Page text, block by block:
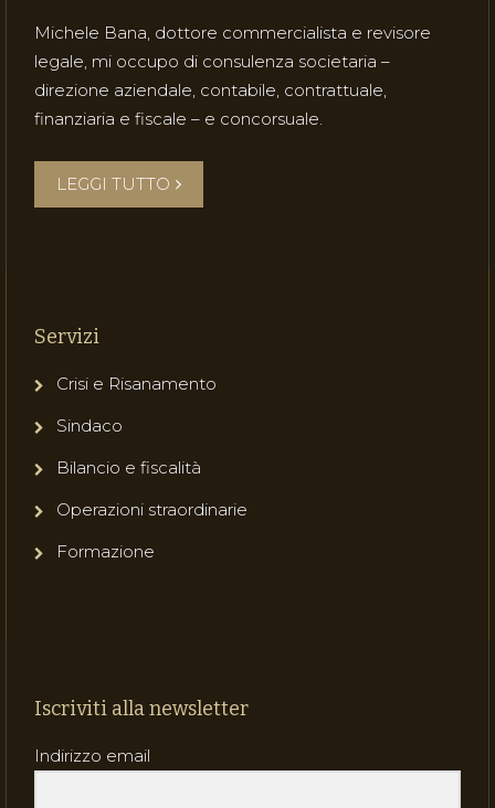
Michele Bana, dottore commercialista e revisore
legale, mi occupo di consulenza societaria –
direzione aziendale, contabile, contrattuale,
finanziaria e fiscale – e concorsuale.
LEGGI TUTTO
Servizi
Crisi e Risanamento
Sindaco
Bilancio e fiscalità
Operazioni straordinarie
Formazione
Iscriviti alla newsletter
Indirizzo email